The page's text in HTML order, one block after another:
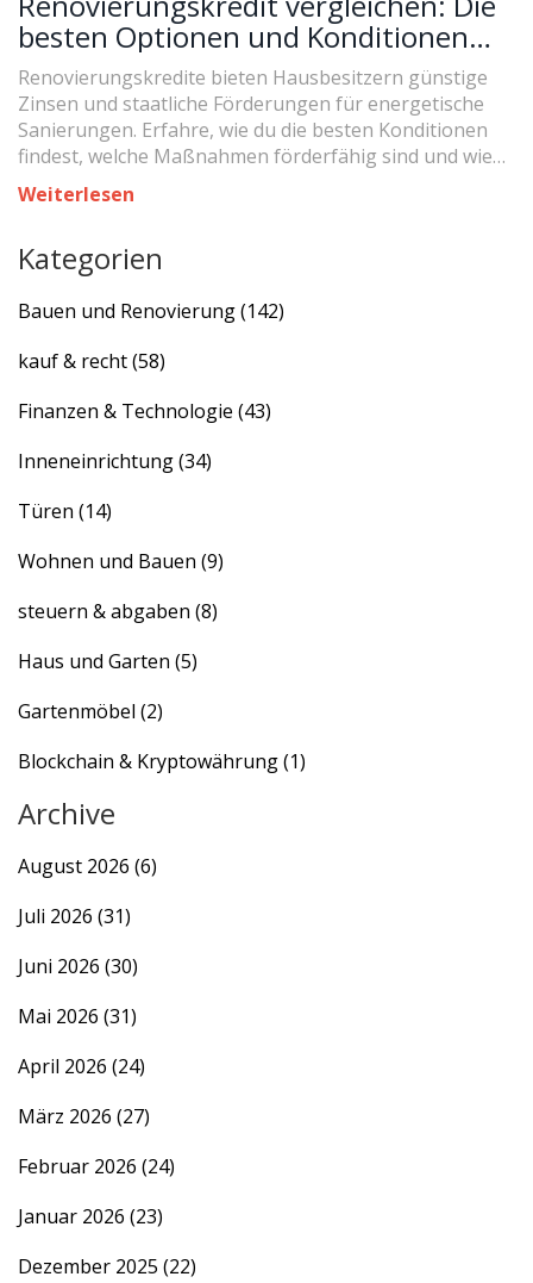
besten Optionen und Konditionen
für Hausbesitzer 2025
Renovierungskredite bieten Hausbesitzern günstige
Zinsen und staatliche Förderungen für energetische
Sanierungen. Erfahre, wie du die besten Konditionen
findest, welche Maßnahmen förderfähig sind und wie
du die KfW-Programme optimal nutzt - mit aktuellen
Zinsen und Tipps für 2025.
Weiterlesen
Kategorien
Bauen und Renovierung(142)
kauf & recht(58)
Finanzen & Technologie (43)
Inneneinrichtung(34)
Türen (14)
Wohnen und Bauen (9)
steuern & abgaben (8)
Haus und Garten (5)
Gartenmöbel (2)
Blockchain & Kryptowährung(1)
Archive
August 2026 (6)
Juli 2026 (31)
Juni 2026 (30)
Mai 2026 (31)
April 2026 (24)
März 2026 (27)
Februar 2026 (24)
Januar 2026 (23)
Dezember 2025 (22)